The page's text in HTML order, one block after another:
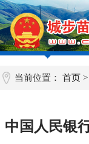
当前位置：首页
中国人民银